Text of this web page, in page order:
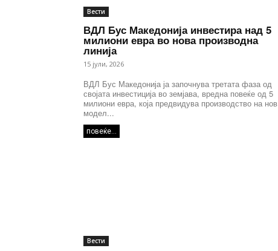
Вести
ВДЛ Бус Македонија инвестира над 5
милиони евра во нова производна
линија
15 јули, 2026
ВДЛ Бус Македонија ја започнува третата фаза од
својата инвестиција во земјава, вредна повеќе од 5
милиони евра, која предвидува производство на нов
модел...
повеќе...
Вести